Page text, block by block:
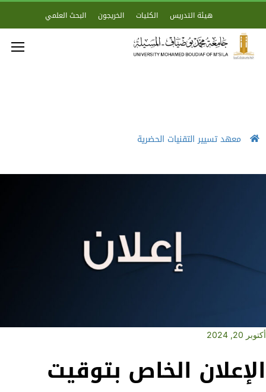
هيئة التدريس الكليات الخريجون البحث العلمي
معهد تسيير التقنيات الحضرية
أكتوبر 20, 2024
الإعلان الخاص بتوقيت